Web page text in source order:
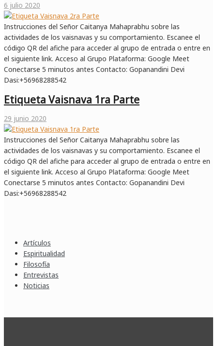
6 julio 2020
Instrucciones del Señor Caitanya Mahaprabhu sobre las
actividades de los vaisnavas y su comportamiento. Escanee el
código QR del afiche para acceder al grupo de entrada o entre en
el siguiente link. Acceso al Grupo Plataforma: Google Meet
Conectarse 5 minutos antes Contacto: Gopanandini Devi
Dasi:+56968288542
Etiqueta Vaisnava 1ra Parte
29 junio 2020
Instrucciones del Señor Caitanya Mahaprabhu sobre las
actividades de los vaisnavas y su comportamiento. Escanee el
código QR del afiche para acceder al grupo de entrada o entre en
el siguiente link. Acceso al Grupo Plataforma: Google Meet
Conectarse 5 minutos antes Contacto: Gopanandini Devi
Dasi:+56968288542
Artículos
Espiritualidad
Filosofía
Entrevistas
Noticias